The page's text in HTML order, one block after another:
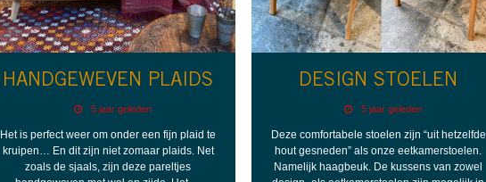
HANDGEWEVEN PLAIDS
5 jaar geleden
Het is perfect weer om onder een fijn plaid te
kruipen… En dit zijn niet zomaar plaids. Net
zoals de sjaals, zijn deze pareltjes
DESIGN STOELEN
5 jaar geleden
Deze comfortabele stoelen zijn “uit hetzelfde
hout gesneden” als onze eetkamerstoelen.
Namelijk haagbeuk. De kussens van zowel